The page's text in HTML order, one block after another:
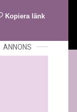
Kopiera länk
ANNONS